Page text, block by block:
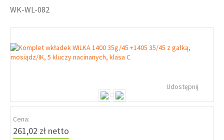
WK-WL-082
Udostępnij
Cena:
261,02 zł netto